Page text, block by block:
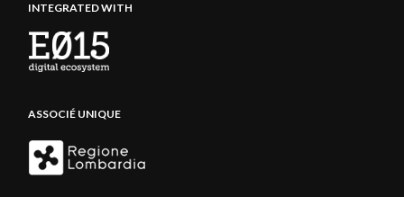
INTEGRATED WITH
ASSOCIÉ UNIQUE